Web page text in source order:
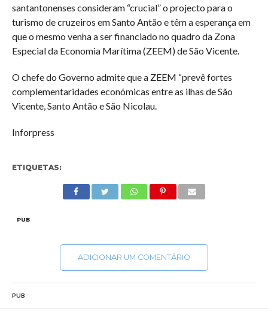
santantonenses consideram “crucial” o projecto para o
turismo de cruzeiros em Santo Antão e têm a esperança em
que o mesmo venha a ser financiado no quadro da Zona
Especial da Economia Marítima (ZEEM) de São Vicente.
O chefe do Governo admite que a ZEEM “prevê fortes
complementaridades económicas entre as ilhas de São
Vicente, Santo Antão e São Nicolau.
Inforpress
ETIQUETAS:
PUB
ADICIONAR UM COMENTÁRIO
PUB